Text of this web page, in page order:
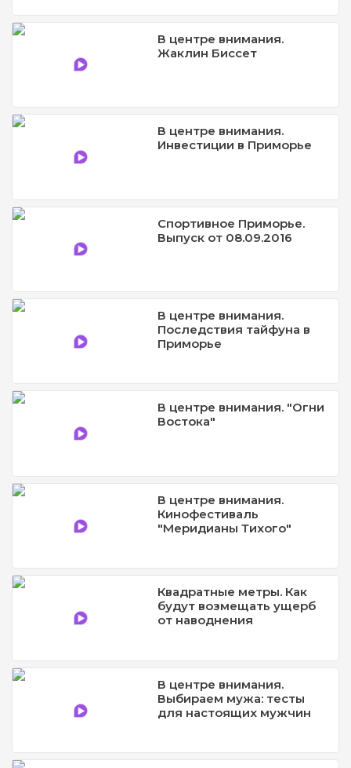
В центре внимания.
Жаклин Биссет
В центре внимания.
Инвестиции в Приморье
Спортивное Приморье.
Выпуск от 08.09.2016
В центре внимания.
Последствия тайфуна в
Приморье
В центре внимания. "Огни
Востока"
В центре внимания.
Кинофестиваль
"Меридианы Тихого"
Квадратные метры. Как
будут возмещать ущерб
от наводнения
В центре внимания.
Выбираем мужа: тесты
для настоящих мужчин